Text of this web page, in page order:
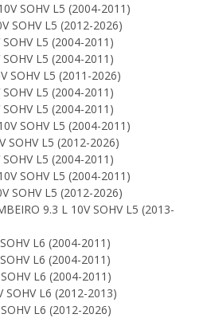
SOHV L5 (2004-2011)
SOHV L5 (2012-2026)
L5 (2004-2011)
L5 (2004-2011)
SOHV L5 (2011-2026)
L5 (2004-2011)
L5 (2004-2011)
SOHV L5 (2004-2011)
SOHV L5 (2012-2026)
L5 (2004-2011)
SOHV L5 (2004-2011)
SOHV L5 (2012-2026)
9.3 L 10V SOHV L5 (2013-
L6 (2004-2011)
L6 (2004-2011)
L6 (2004-2011)
SOHV L6 (2012-2013)
L6 (2012-2026)